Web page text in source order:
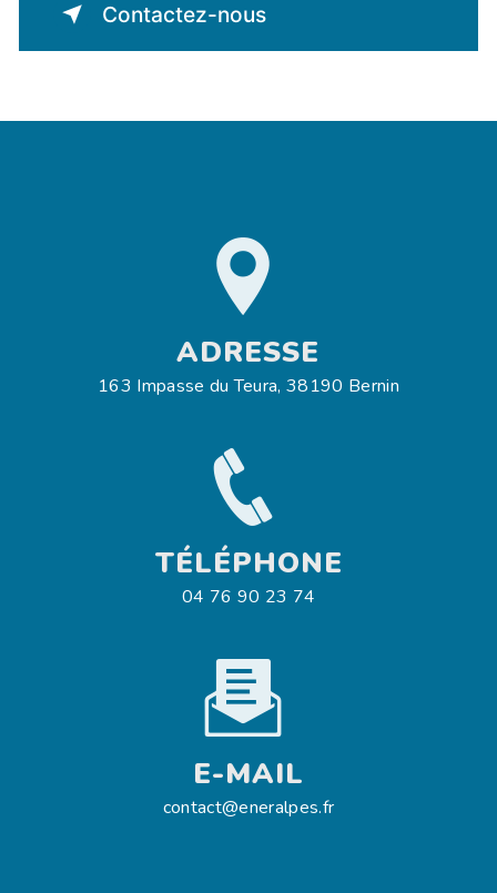
Contactez-nous
ADRESSE
163 Impasse du Teura, 38190 Bernin
TÉLÉPHONE
04 76 90 23 74
E-MAIL
contact@eneralpes.fr